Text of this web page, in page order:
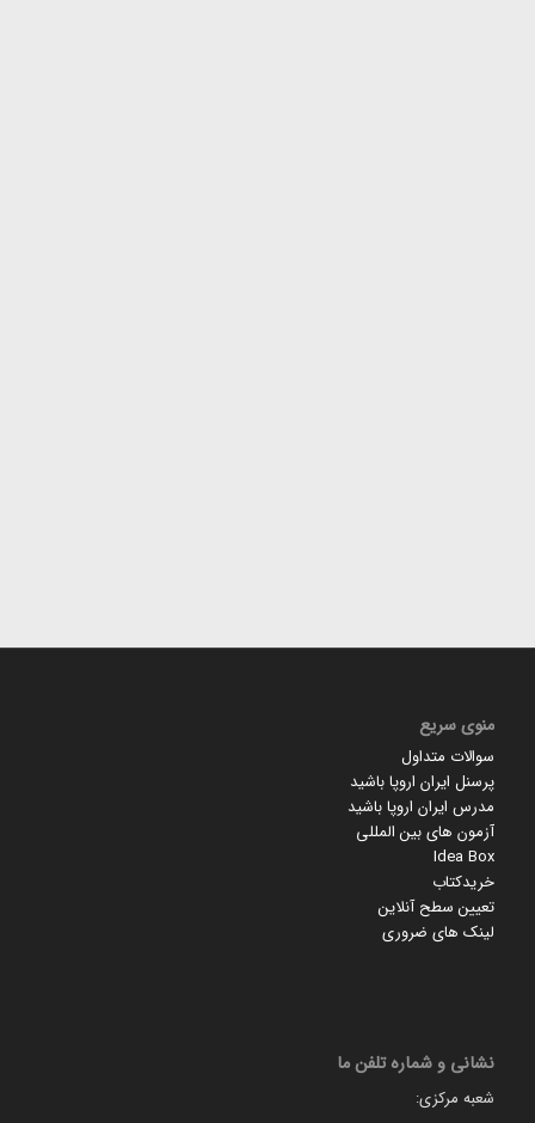
منوی سریع
سوالات متداول
پرسنل ایران اروپا باشید
مدرس ایران اروپا باشید
آزمون های بین المللی
Idea Box
خریدکتاب
تعیین سطح آنلاین
لینک های ضروری
نشانی و شماره تلفن ما
شعبه مرکزی: